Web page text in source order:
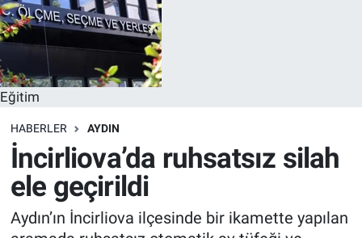
Eğitim
HABERLER AYDIN
İncirliova’da ruhsatsız silah
ele geçirildi
Aydın’ın İncirliova ilçesinde bir ikamette yapılan